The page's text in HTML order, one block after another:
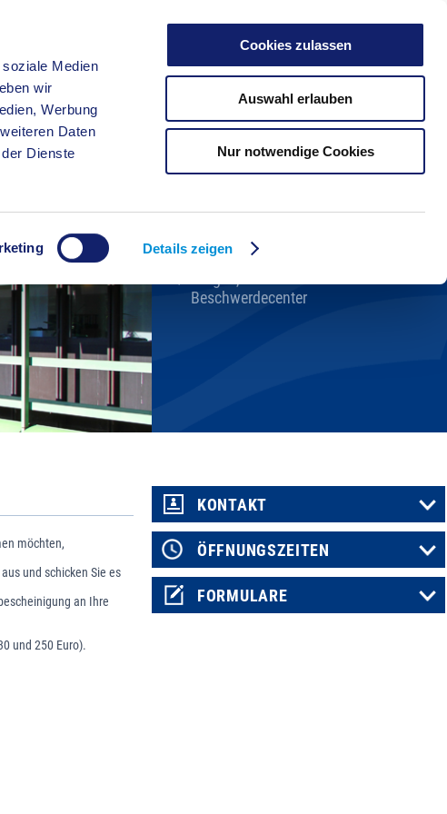
Medien
wir
Werbung
Daten
Dienste
Details zeigen
Cookies zulassen
Auswahl erlauben
Nur notwendige Cookies
Kreisverwaltung A-Z
Karriere beim Kreis
Beschwerdecenter
möchten,
und schicken Sie es
an Ihre
und 250 Euro).
KONTAKT
ÖFFNUNGSZEITEN
FORMULARE